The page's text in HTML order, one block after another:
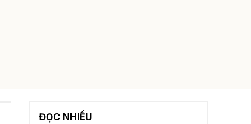
ĐỌC NHIỀU